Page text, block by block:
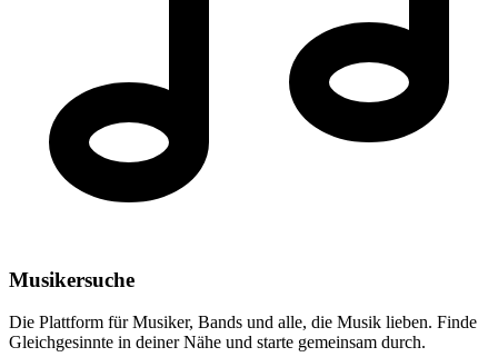
Musikersuche
Die Plattform für Musiker, Bands und alle, die Musik lieben. Finde
Gleichgesinnte in deiner Nähe und starte gemeinsam durch.